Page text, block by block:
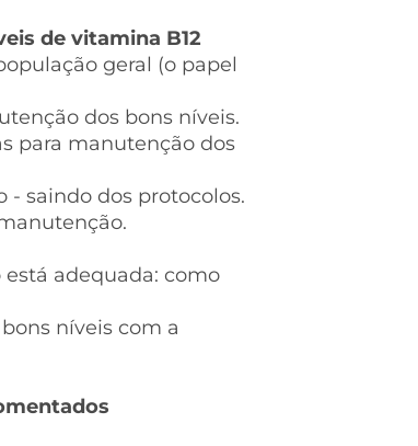
de vitamina B12
geral (o papel
dos bons níveis.
para manutenção dos
- saindo dos protocolos.
adequada: como
níveis com a